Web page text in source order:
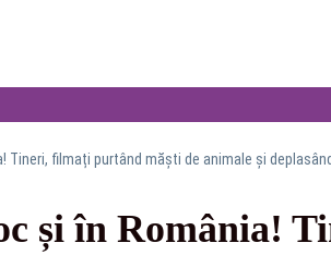
Tineri, filmați purtând măști de animale și
și în România!